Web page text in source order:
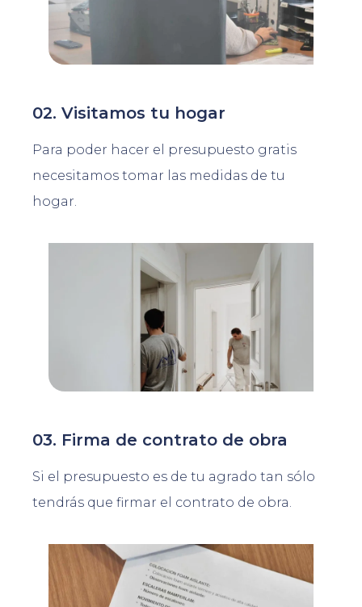
02. Visitamos tu hogar
Para poder hacer el presupuesto gratis
necesitamos tomar las medidas de tu
hogar.
03. Firma de contrato de obra
Si el presupuesto es de tu agrado tan sólo
tendrás que firmar el contrato de obra.